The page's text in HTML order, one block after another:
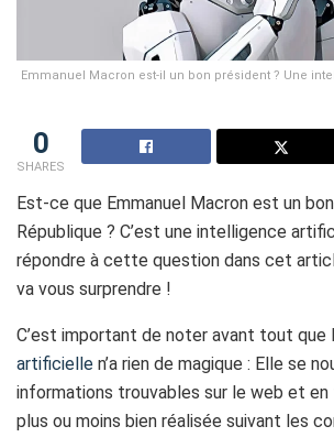
Emmanuel Macron est-il un bon président ? Une
0
SHARES
Est-ce que Emmanuel Macron est un
République ? C’est une intelligence
répondre à cette question dans cet
va vous surprendre !
C’est important de noter avant tout que
artificielle n’a rien de magique : Elle se
informations trouvables sur le web et
plus ou moins bien réalisée suivant les